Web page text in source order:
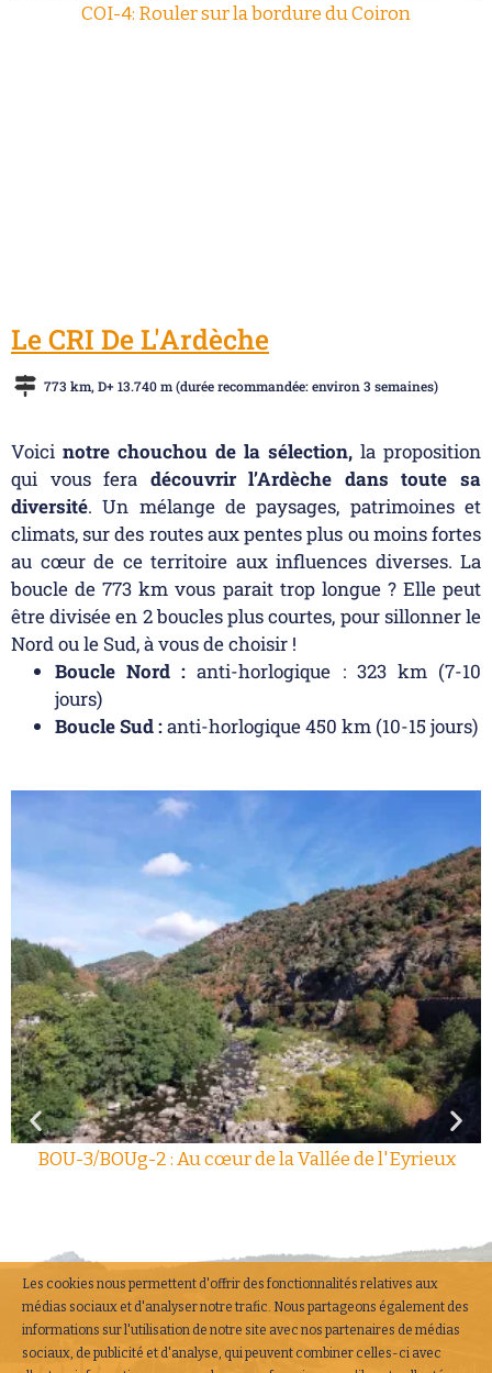
COI-4: Rouler sur la bordure du Coiron
Le CRI De L'Ardèche
773 km, D+ 13.740 m (durée recommandée: environ 3 semaines)
Voici notre chouchou de la sélection, la proposition
qui vous fera découvrir l’Ardèche dans toute sa
diversité. Un mélange de paysages, patrimoines et
climats, sur des routes aux pentes plus ou moins fortes
au cœur de ce territoire aux influences diverses. La
boucle de 773 km vous parait trop longue ? Elle peut
être divisée en 2 boucles plus courtes, pour sillonner le
Nord ou le Sud, à vous de choisir !
Boucle Nord : anti-horlogique : 323 km (7-10
jours)
Boucle Sud :anti-horlogique 450 km (10-15 jours)
BOU-3/BOUg-2 : Au cœur de la Vallée de l'Eyrieux
Les cookies nous permettent d'offrir des fonctionnalités relatives aux
médias sociaux et d'analyser notre trafic. Nous partageons également des
informations sur l'utilisation de notre site avec nos partenaires de médias
sociaux, de publicité et d'analyse, qui peuvent combiner celles-ci avec